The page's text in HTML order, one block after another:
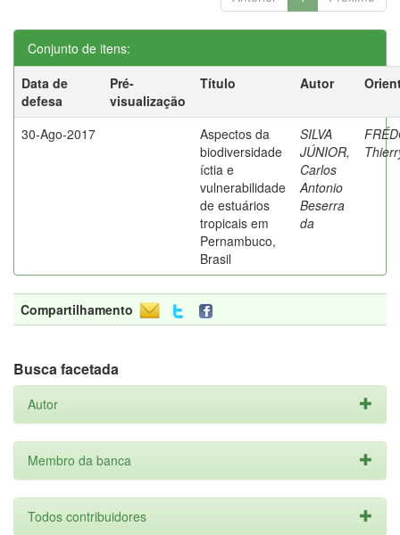
Conjunto de itens:
Data de
defesa
Pré-
visualização
Título Autor
30-Ago-2017
Aspectos da
biodiversidade
íctia e
vulnerabilidade
de estuários
tropicais em
Pernambuco,
Brasil
SILVA
JÚNIOR,
Carlos
Antonio
Beserra
da
Compartilhamento
Busca facetada
Autor
Membro da banca
Todos contribuidores